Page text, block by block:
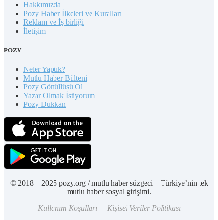
Hakkımızda
Pozy Haber İlkeleri ve Kuralları
Reklam ve İş birliği
İletişim
POZY
Neler Yaptık?
Mutlu Haber Bülteni
Pozy Gönüllüsü Ol
Yazar Olmak İstiyorum
Pozy Dükkan
© 2018 – 2025 pozy.org / mutlu haber süzgeci – Türkiye’nin tek
mutlu haber sosyal girişimi.
Kullanım Koşulları – Kişisel Veriler Politikası